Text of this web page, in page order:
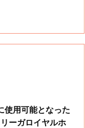
用可能となった
ーガロイヤルホ